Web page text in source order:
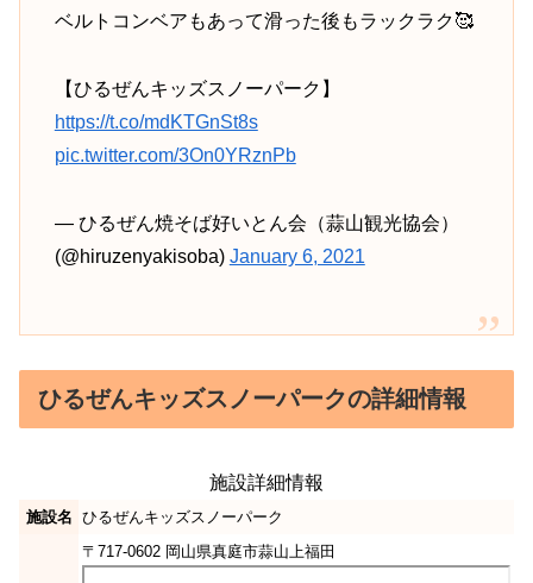
ベルトコンベアもあって滑った後もラックラク🥰
【ひるぜんキッズスノーパーク】
https://t.co/mdKTGnSt8s
pic.twitter.com/3On0YRznPb
— ひるぜん焼そば好いとん会（蒜山観光協会）
(@hiruzenyakisoba) January 6, 2021
ひるぜんキッズスノーパークの詳細情報
施設詳細情報
施設名 ひるぜんキッズスノーパーク
〒717-0602 岡山県真庭市蒜山上福田